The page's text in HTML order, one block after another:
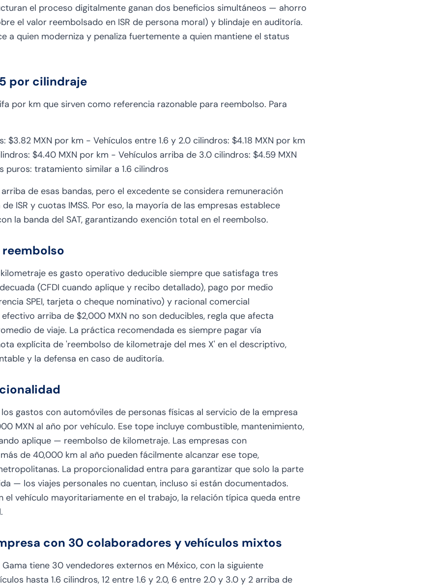
el proceso digitalmente ganan dos beneficios simultáneos — ahorro
el valor reembolsado en ISR de persona moral) y blindaje en auditoría.
a quien moderniza y penaliza fuertemente a quien mantiene el status
por cilindraje
por km que sirven como referencia razonable para reembolso. Para
$3.82 MXN por km - Vehículos entre 1.6 y 2.0 cilindros: $4.18 MXN por km
$4.40 MXN por km - Vehículos arriba de 3.0 cilindros: $4.59 MXN
tratamiento similar a 1.6 cilindros
de esas bandas, pero el excedente se considera remuneración
ISR y cuotas IMSS. Por eso, la mayoría de las empresas establece
la banda del SAT, garantizando exención total en el reembolso.
reembolso
kilometraje es gasto operativo deducible siempre que satisfaga tres
(CFDI cuando aplique y recibo detallado), pago por medio
SPEI, tarjeta o cheque nominativo) y racional comercial
arriba de $2,000 MXN no son deducibles, regla que afecta
de viaje. La práctica recomendada es siempre pagar vía
explícita de 'reembolso de kilometraje del mes X' en el descriptivo,
y la defensa en caso de auditoría.
los gastos con automóviles de personas físicas al servicio de la empresa
MXN al año por vehículo. Ese tope incluye combustible, mantenimiento,
aplique — reembolso de kilometraje. Las empresas con
de 40,000 km al año pueden fácilmente alcanzar ese tope,
La proporcionalidad entra para garantizar que solo la parte
— los viajes personales no cuentan, incluso si están documentados.
el vehículo mayoritariamente en el trabajo, la relación típica queda entre
con 30 colaboradores y vehículos mixtos
tiene 30 vendedores externos en México, con la siguiente
hasta 1.6 cilindros, 12 entre 1.6 y 2.0, 6 entre 2.0 y 3.0 y 2 arriba de